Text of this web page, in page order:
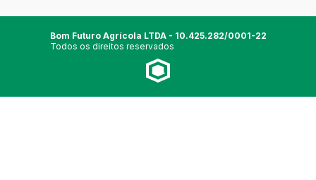
Bom Futuro Agrícola LTDA - 10.425.282/0001-22
Todos os direitos reservados